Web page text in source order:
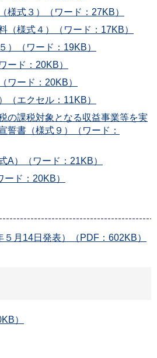
様式３）（ワード：27KB）
（様式４）（ワード：17KB）
）（ワード：19KB）
ード：20KB）
ワード：20KB）
（エクセル：11KB）
の課税対象となる収益事業等を実
誓書（様式９）（ワード：
A）（ワード：21KB）
ド：20KB）
月14日発表）（PDF：602KB）
）